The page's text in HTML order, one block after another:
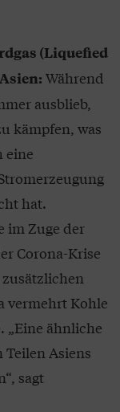
(Liquefied
Während
ausblieb,
kämpfen, was
eine
hat.
im Zuge der
Corona-Krise
vermehrt Kohle
„Eine ähnliche
Asiens
sagt